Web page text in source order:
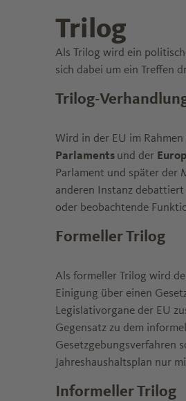
Trilog
Als Trilog wird ein
sich dabei um ein Treffen
Trilog-
Wird in der EU im
Parlaments und der
Parlament und später der
anderen Instanz
oder beobachtende
Formeller Trilog
Als formeller Trilog wird
Einigung über einen
Legislativorgane der EU
Gegensatz zu dem
Gesetzgebungsverfahren
Jahreshaushaltsplan nur
Informeller Trilog